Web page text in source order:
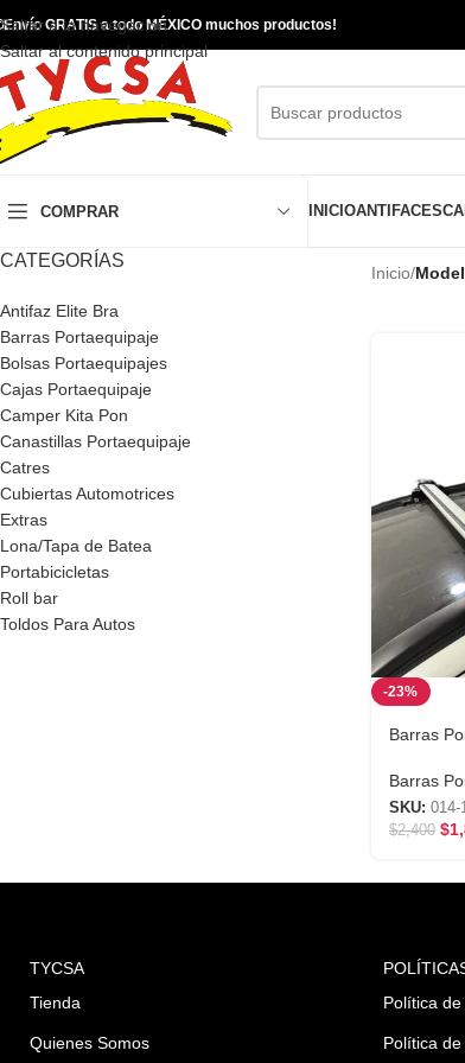
Saltar a la navegación
Saltar al contenido principal
Envío GRATIS a todo MÉXICO muchos productos!
COMPRAR INICIOANTIFACES
CATEGORÍAS
Antifaz Elite Bra
Barras Portaequipaje
Bolsas Portaequipajes
Cajas Portaequipaje
Camper Kita Pon
Canastillas Portaequipaje
Catres
Cubiertas Automotrices
Extras
Lona/Tapa de Batea
Portabicicletas
Roll bar
Toldos Para Autos
Inicio/
-23%
Barras
Barras
SKU: 014-
$2,400 $
TYCSA
Tienda
Quienes Somos
Política
Política